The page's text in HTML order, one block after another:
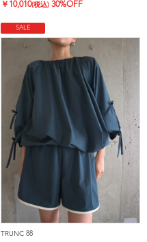
￥ 10,010(税込) 30%OFF
SALE
TRUNC 88